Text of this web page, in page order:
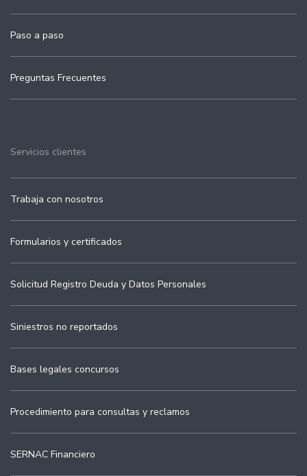
Paso a paso
Preguntas Frecuentes
Servicios clientes
Trabaja con nosotros
Formularios y certificados
Solicitud Registro Deuda y Datos Personales
Siniestros no reportados
Bases legales concursos
Procedimiento para consultas y reclamos
SERNAC Financiero